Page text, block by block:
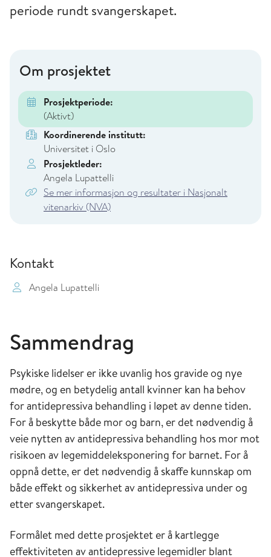
periode rundt svangerskapet.
Om prosjektet
Prosjektperiode:
(Aktivt)
Koordinerende institutt:
Universitet i Oslo
Prosjektleder:
Angela Lupattelli
Se mer informasjon og resultater i Nasjonalt
vitenarkiv (NVA)
Kontakt
Angela Lupattelli
Sammendrag
Psykiske lidelser er ikke uvanlig hos gravide og nye
mødre, og en betydelig antall kvinner kan ha behov
for antidepressiva behandling i løpet av denne tiden.
For å beskytte både mor og barn, er det nødvendig å
veie nytten av antidepressiva behandling hos mor mot
risikoen av legemiddeleksponering for barnet. For å
oppnå dette, er det nødvendig å skaffe kunnskap om
både effekt og sikkerhet av antidepressiva under og
etter svangerskapet.
Formålet med dette prosjektet er å kartlegge
effektiviteten av antidepressive legemidler blant